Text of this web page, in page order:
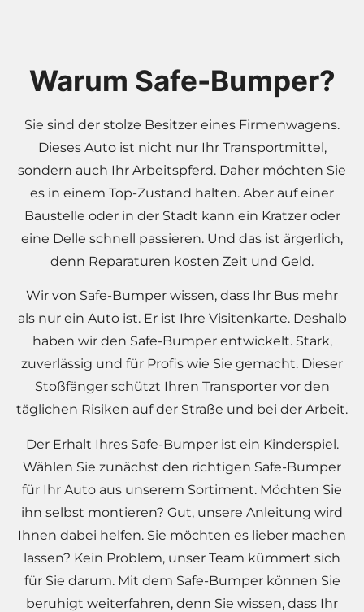
Warum Safe-Bumper?
Sie sind der stolze Besitzer eines Firmenwagens.
Dieses Auto ist nicht nur Ihr Transportmittel,
sondern auch Ihr Arbeitspferd. Daher möchten Sie
es in einem Top-Zustand halten. Aber auf einer
Baustelle oder in der Stadt kann ein Kratzer oder
eine Delle schnell passieren. Und das ist ärgerlich,
denn Reparaturen kosten Zeit und Geld.
Wir von Safe-Bumper wissen, dass Ihr Bus mehr
als nur ein Auto ist. Er ist Ihre Visitenkarte. Deshalb
haben wir den Safe-Bumper entwickelt. Stark,
zuverlässig und für Profis wie Sie gemacht. Dieser
Stoßfänger schützt Ihren Transporter vor den
täglichen Risiken auf der Straße und bei der Arbeit.
Der Erhalt Ihres Safe-Bumper ist ein Kinderspiel.
Wählen Sie zunächst den richtigen Safe-Bumper
für Ihr Auto aus unserem Sortiment. Möchten Sie
ihn selbst montieren? Gut, unsere Anleitung wird
Ihnen dabei helfen. Sie möchten es lieber machen
lassen? Kein Problem, unser Team kümmert sich
für Sie darum. Mit dem Safe-Bumper können Sie
beruhigt weiterfahren, denn Sie wissen, dass Ihr